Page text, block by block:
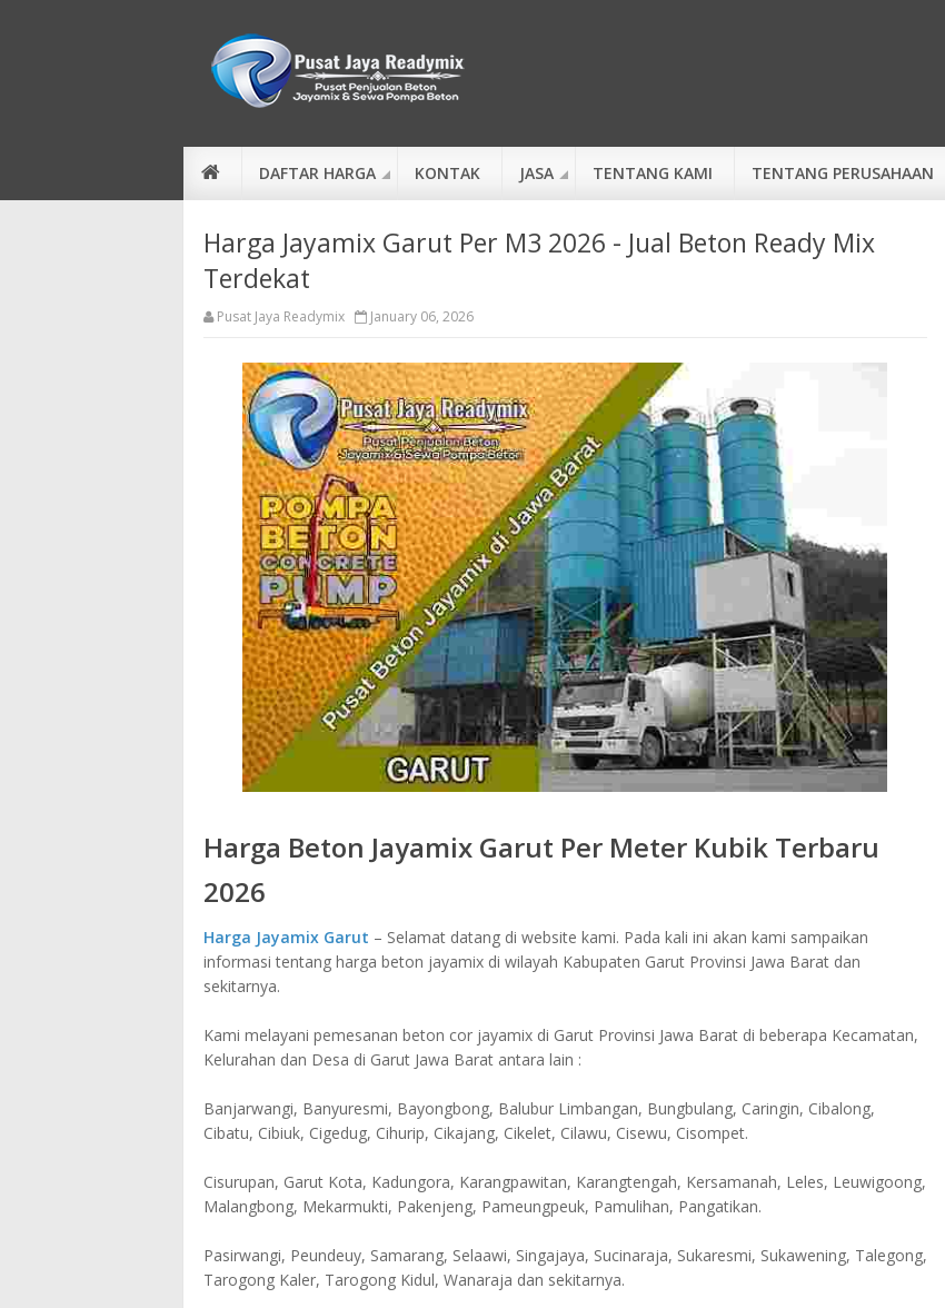
DAFTAR HARGA KONTAK JASA TENTANG KAMI TENTANG PERUSAHAAN
Harga Jayamix Garut Per M3 2026 - Jual Beton Ready Mix
Terdekat
Pusat Jaya Readymix January 06, 2026
Harga Beton Jayamix Garut Per Meter Kubik Terbaru
2026
Harga Jayamix Garut – Selamat datang di website kami. Pada kali ini akan kami sampaikan
informasi tentang harga beton jayamix di wilayah Kabupaten Garut Provinsi Jawa Barat dan
sekitarnya.
Kami melayani pemesanan beton cor jayamix di Garut Provinsi Jawa Barat di beberapa Kecamatan,
Kelurahan dan Desa di Garut Jawa Barat antara lain :
Banjarwangi, Banyuresmi, Bayongbong, Balubur Limbangan, Bungbulang, Caringin, Cibalong,
Cibatu, Cibiuk, Cigedug, Cihurip, Cikajang, Cikelet, Cilawu, Cisewu, Cisompet.
Cisurupan, Garut Kota, Kadungora, Karangpawitan, Karangtengah, Kersamanah, Leles, Leuwigoong,
Malangbong, Mekarmukti, Pakenjeng, Pameungpeuk, Pamulihan, Pangatikan.
Pasirwangi, Peundeuy, Samarang, Selaawi, Singajaya, Sucinaraja, Sukaresmi, Sukawening, Talegong,
Tarogong Kaler, Tarogong Kidul, Wanaraja dan sekitarnya.